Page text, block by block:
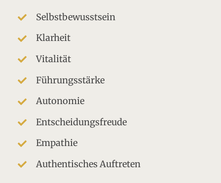
Selbstbewusstsein
Klarheit
Vitalität
Führungsstärke
Autonomie
Entscheidungsfreude
Empathie
Authentisches Auftreten